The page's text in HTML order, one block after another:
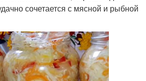
сочетается с мясной и рыбной